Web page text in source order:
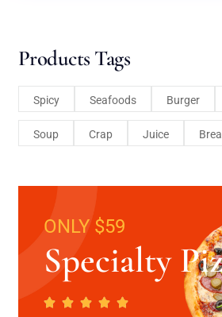
Products Tags
Spicy Seafoods Burger
Soup Crap Juice
ONLY $59
Specialty